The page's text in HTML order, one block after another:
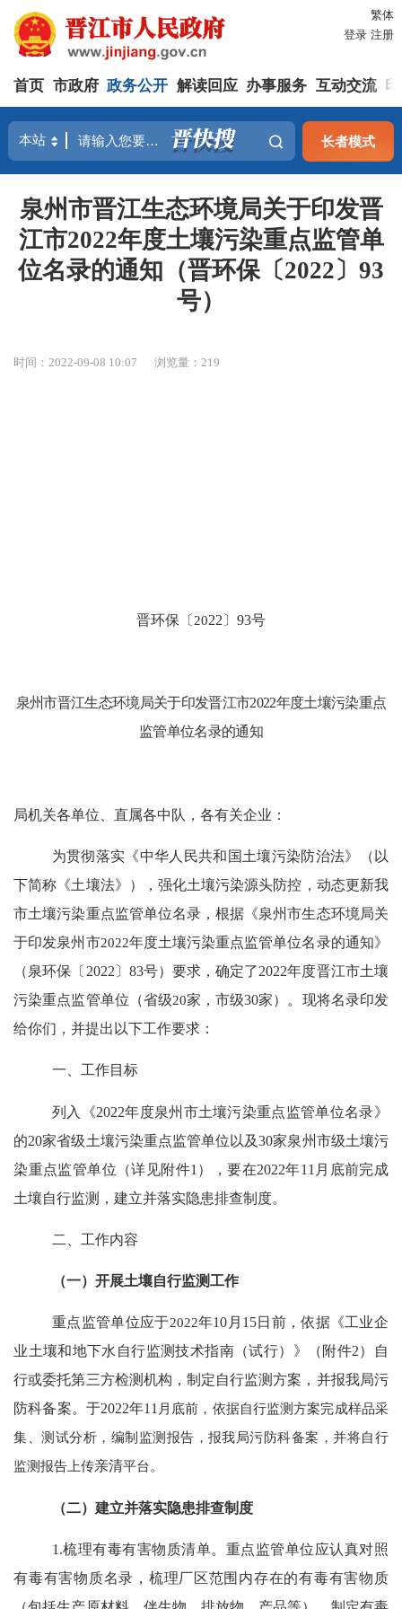
繁体
登录 注册
首页 市政府 政务公开 解读回应 办事服务 互动交流
长者模式
泉州市晋江生态环境局关于印发晋
江市2022年度土壤污染重点监管单
位名录的通知（晋环保〔2022〕93
号）
时间：2022-09-08 10:07 浏览量：219
晋环保 〔 2022 〕 93号
泉州市晋江生态环境局关于印发晋江市2022年度土壤污染重点
监管单位名录的通知
局机关各单位、直属各中队，各有关企业：
为贯彻落实 《中华人民共和国土壤污染防治法》（以
下简称《土壤法》）
， 强化土壤污染源头防控 ， 动态更新我
市土壤污染重点监管单位名录，根据《泉州市生态环境局关
于印发泉州市2022年度土壤污染重点监管单位名录的通知》
（泉环保〔 2022 〕 83号）要求，确定了2022年度晋江市土壤
污染重点监管单位 （省级20家，市级30家）。现将名录印发
给你们，并提出以下工作要求：
一、工作目标
列入《2022年度泉州市土壤污染重点监管单位名录》
的20家省级土壤污染重点监管单位以及30家泉州市级土壤污
染重点监管单位（详见附件1 ），要在2022年11 月底前完成
土壤自行监测，建立并落实隐患排查制度。
二、工作内容
（一）开展土壤自行监测工作
重点监管单位应于2022年10月 15日前，依据《工业企
业土壤和地下水自行监测技术指南（试行）》（附件2）自
行或委托第三方检测机构，制定自行监测方案，并报我局污
防科备案。于2022年11月底前，依据自行监测方案完成样品采
集、测试分析，编制监测报告，报我局污防科备案，并将自行
监测报告上传亲清平台。
（二）建立并落实隐患排查制度
1.梳理有毒有害物质清单。重点监管单位应认真对照
有毒有害物质名录，梳理厂区范围内存在的有毒有害物质